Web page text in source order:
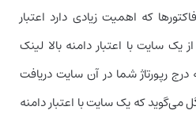
که اهمیت زیادی دارد اعتبار
سایت با اعتبار دامنه بالا لینک
رپورتاژ شما در آن سایت دریافت
که یک سایت با اعتبار دامنه